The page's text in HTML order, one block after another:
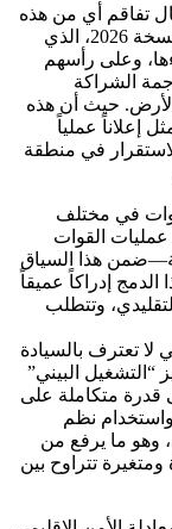
تفاقم أي من هذه
التهديدات. يشير الاجتماع الرئيسي للتخطيط للنسخة 2026، الذي
وعلى رأسهم
الشراكة
حيث أن هذه
إعلاناً عملياً
في منطقة
في مختلف
عمليات القوات
هذا السياق
الدمج إدراكاً عميقاً
وتتطلب
لا تعترف بالسيادة
“التشغيل البيني”
قدرة متكاملة على
واستخدام نظم
وهو ما يرفع من
ومتغيرة تتراوح بين